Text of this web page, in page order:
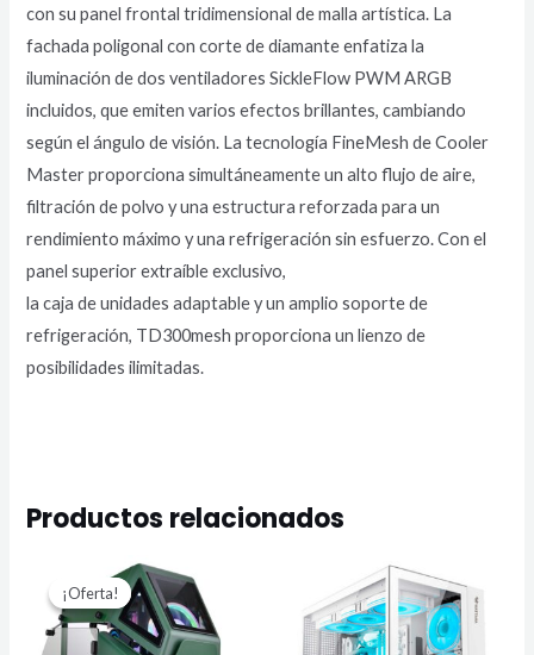
con su panel frontal tridimensional de malla artística. La
fachada poligonal con corte de diamante enfatiza la
iluminación de dos ventiladores SickleFlow PWM ARGB
incluidos, que emiten varios efectos brillantes, cambiando
según el ángulo de visión. La tecnología FineMesh de Cooler
Master proporciona simultáneamente un alto flujo de aire,
filtración de polvo y una estructura reforzada para un
rendimiento máximo y una refrigeración sin esfuerzo. Con el
panel superior extraíble exclusivo,
la caja de unidades adaptable y un amplio soporte de
refrigeración, TD300mesh proporciona un lienzo de
posibilidades ilimitadas.
Productos relacionados
¡Oferta!
¡Oferta!
precio
original
era:
$ 800.000.
precio
actual
es:
$ 680.000.